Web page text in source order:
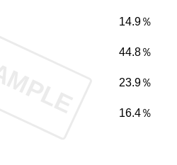
14.9％
44.8％
23.9％
16.4％